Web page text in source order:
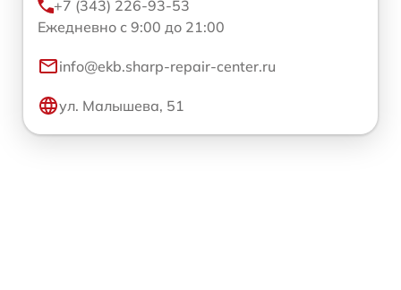
+7 (343) 226-93-53
Ежедневно с 9:00 до 21:00
info@ekb.sharp-repair-center.ru
ул. Малышева, 51